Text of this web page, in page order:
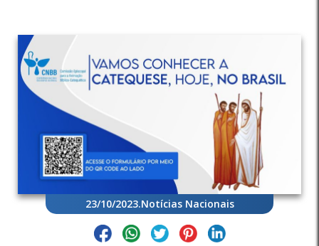
23/10/2023.Notícias Nacionais